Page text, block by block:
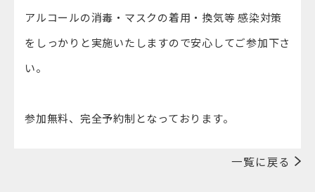
アルコールの消毒・マスクの着用・換気等 感染対策
をしっかりと実施いたしますので安心してご参加下さ
い。
​参加無料、完全予約制となっております。
一覧に戻る